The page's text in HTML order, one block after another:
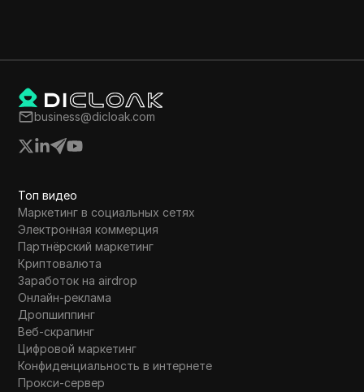
business@dicloak.com
Топ видео
Маркетинг в социальных сетях
Электронная коммерция
Партнёрский маркетинг
Криптовалюта
Заработок на airdrop
Онлайн-реклама
Дропшиппинг
Веб-скрапинг
Цифровой маркетинг
Конфиденциальность в интернете
Прокси-сервер